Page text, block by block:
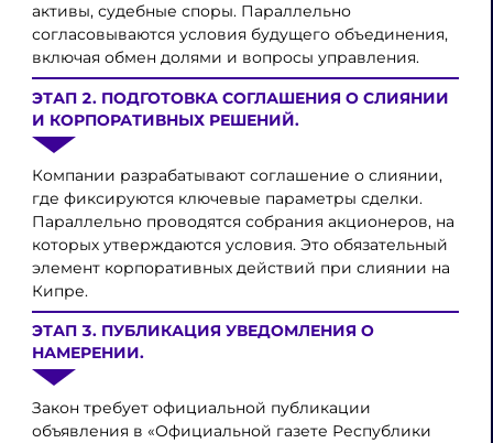
активы, судебные споры. Параллельно
согласовываются условия будущего объединения,
включая обмен долями и вопросы управления.
ЭТАП 2. ПОДГОТОВКА СОГЛАШЕНИЯ О СЛИЯНИИ
И КОРПОРАТИВНЫХ РЕШЕНИЙ.
Компании разрабатывают соглашение о слиянии,
где фиксируются ключевые параметры сделки.
Параллельно проводятся собрания акционеров, на
которых утверждаются условия. Это обязательный
элемент корпоративных действий при слиянии на
Кипре.
ЭТАП 3. ПУБЛИКАЦИЯ УВЕДОМЛЕНИЯ О
НАМЕРЕНИИ.
Закон требует официальной публикации
объявления в «Официальной газете Республики